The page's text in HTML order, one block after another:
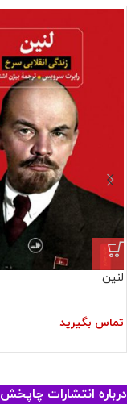
لنین
تماس بگیرید
درباره انتشارات چاپخش